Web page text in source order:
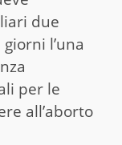
due
l’una
per le
all’aborto